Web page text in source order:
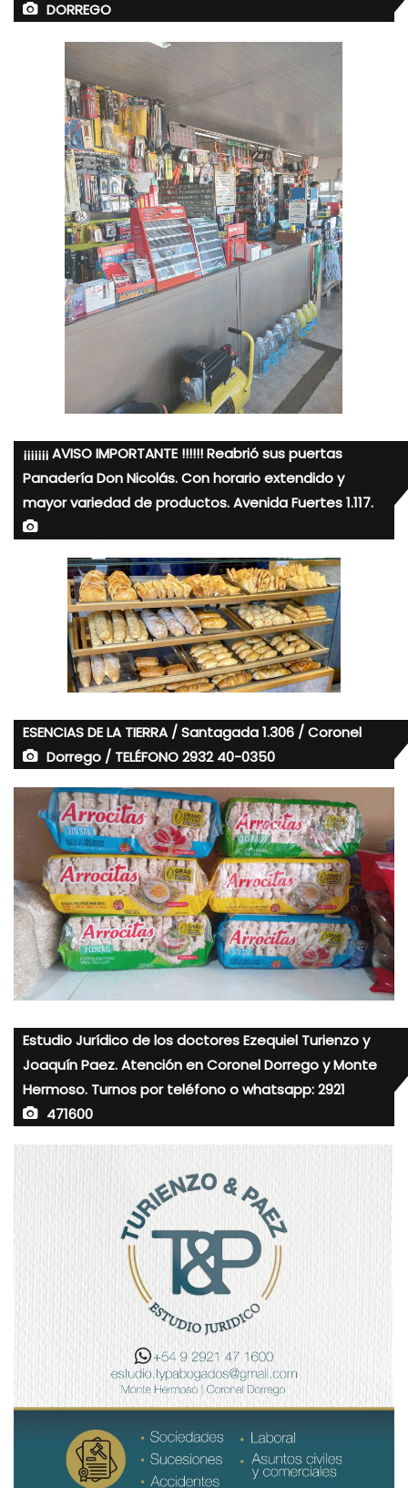
DORREGO
¡¡¡¡¡¡¡ AVISO IMPORTANTE !!!!!! Reabrió sus puertas
Panadería Don Nicolás. Con horario extendido y
mayor variedad de productos. Avenida Fuertes 1.117.
ESENCIAS DE LA TIERRA / Santagada 1.306 / Coronel
Dorrego / TELÉFONO 2932 40-0350
Estudio Jurídico de los doctores Ezequiel Turienzo y
Joaquín Paez. Atención en Coronel Dorrego y Monte
Hermoso. Turnos por teléfono o whatsapp: 2921
471600